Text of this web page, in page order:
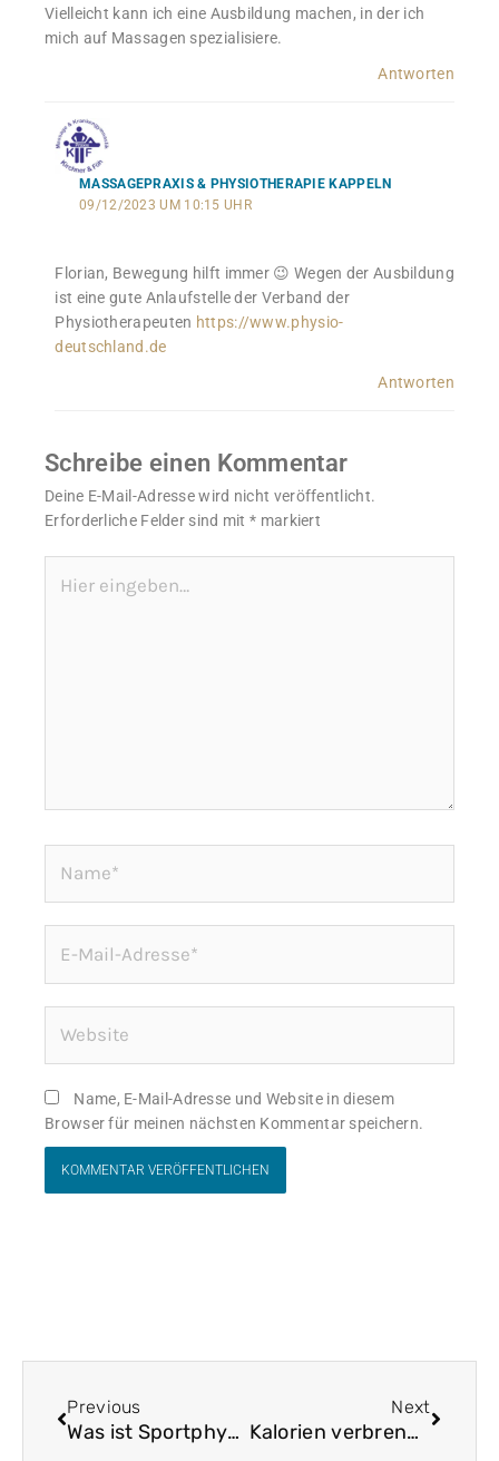
Vielleicht kann ich eine Ausbildung machen, in der ich
mich auf Massagen spezialisiere.
Antworten
MASSAGEPRAXIS & PHYSIOTHERAPIE KAPPELN
09/12/2023 UM 10:15 UHR
Florian, Bewegung hilft immer 😉 Wegen der Ausbildung
ist eine gute Anlaufstelle der Verband der
Physiotherapeuten https://www.physio-
deutschland.de
Antworten
Schreibe einen Kommentar
Deine E-Mail-Adresse wird nicht veröffentlicht.
Erforderliche Felder sind mit* markiert
eingeben…
Mail-
Adresse*
Name, E-Mail-Adresse und Website in diesem
Browser für meinen nächsten Kommentar speichern.
Previous
Was ist Sportphysiotherapie?
Next
Kalorien verbrennen